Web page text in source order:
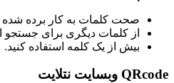
صحت کلمات به کار برده شده
از کلمات دیگری برای جستجو
بیش از یک کلمه استفاده کنید.
QRcode وبسایت نتلایت